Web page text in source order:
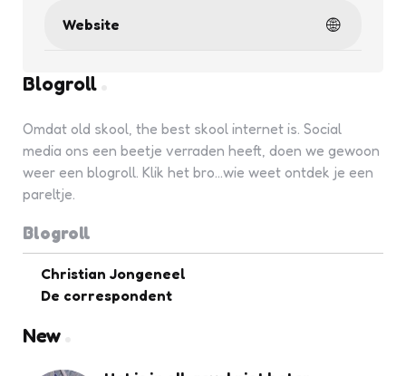
Website
Blogroll
Omdat old skool, the best skool internet is. Social
media ons een beetje verraden heeft, doen we gewoon
weer een blogroll. Klik het bro...wie weet ontdek je een
pareltje.
Blogroll
Christian Jongeneel
De correspondent
New